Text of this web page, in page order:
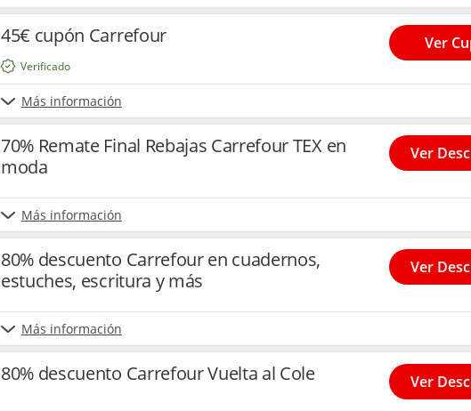
45€ cupón Carrefour
Más información
Verificado
Ver
70% Remate Final Rebajas Carrefour TEX en
moda
Más información
Ver
80% descuento Carrefour en cuadernos,
estuches, escritura y más
Más información
Ver
80% descuento Carrefour Vuelta al Cole Ver